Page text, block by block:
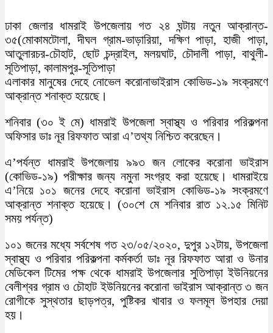
ঢাকা জেলার ধামরাই উপজেলায় গত ২৪ ঘন্টায় নতুন আক্রান্ত-
৩৫(মোকামটোলা, দীঘল গ্রাম-ভাড়ারিয়া, দক্ষিণ পাড়া, হাজী পাড়া,
আতুলারচর-চৌহাট, ছোট চন্দ্রাইল, মলয়ঘাট, চৌদালী পাড়া, বাথুলী-
সূতিপাড়া, কালামপুর-সূতিপাড়া
এলাকার মানুষের দেহে নোভেল করোনাভাইরাস কোভিড-১৯ সংক্রমণে
আক্রান্ত শনাক্ত হয়েছে।
শনিবার (৩০ ই মে) ধামরাই উপজেলা স্বাস্থ্য ও পরিবার পরিকল্পনা
অফিসার ডাঃ নূর রিফফাত আরা এ’তথ্য নিশ্চিত করেছেন।
এ’পর্যন্ত ধামরাই উপজেলায় ৯৯৩ জন লোকের করোনা ভাইরাস
(কোভিড-১৯) পরীক্ষার জন্য নমুনা সংগ্রহ করা হয়েছে। ধামরাইয়ে
এ’নিয়ে ১০১ জনের দেহে করোনা ভাইরাস কোভিড-১৯ সংক্রমণে
আক্রান্ত শনাক্ত হয়েছে। (৩০শে মে শনিবার রাত ১২.১৫ মিনিট
সময় পর্যন্ত)
১০১ জনের মধ্যে সর্বশেষ গত ২৩/০৫/২০২০, দুপুর ১২টায়, উপজেলা
স্বাস্থ্য ও পরিবার পরিকল্পনা কর্মকর্তা ডাঃ নূর রিফফাত আরা ও উনার
মেডিকেল টিমের পক্ষ থেকে ধামরাই উপজেলার সুতিপাড়া ইউনিয়নের
বেলীশ্বর গ্রাম ও চৌহাট ইউনিয়নের করোনা ভাইরাস আক্রান্ত ৩ জন
রোগীকে সুস্থতার ছাড়পত্র, পুষ্টিকর খাবার ও ফলমূল উপহার দেয়া
হয়।